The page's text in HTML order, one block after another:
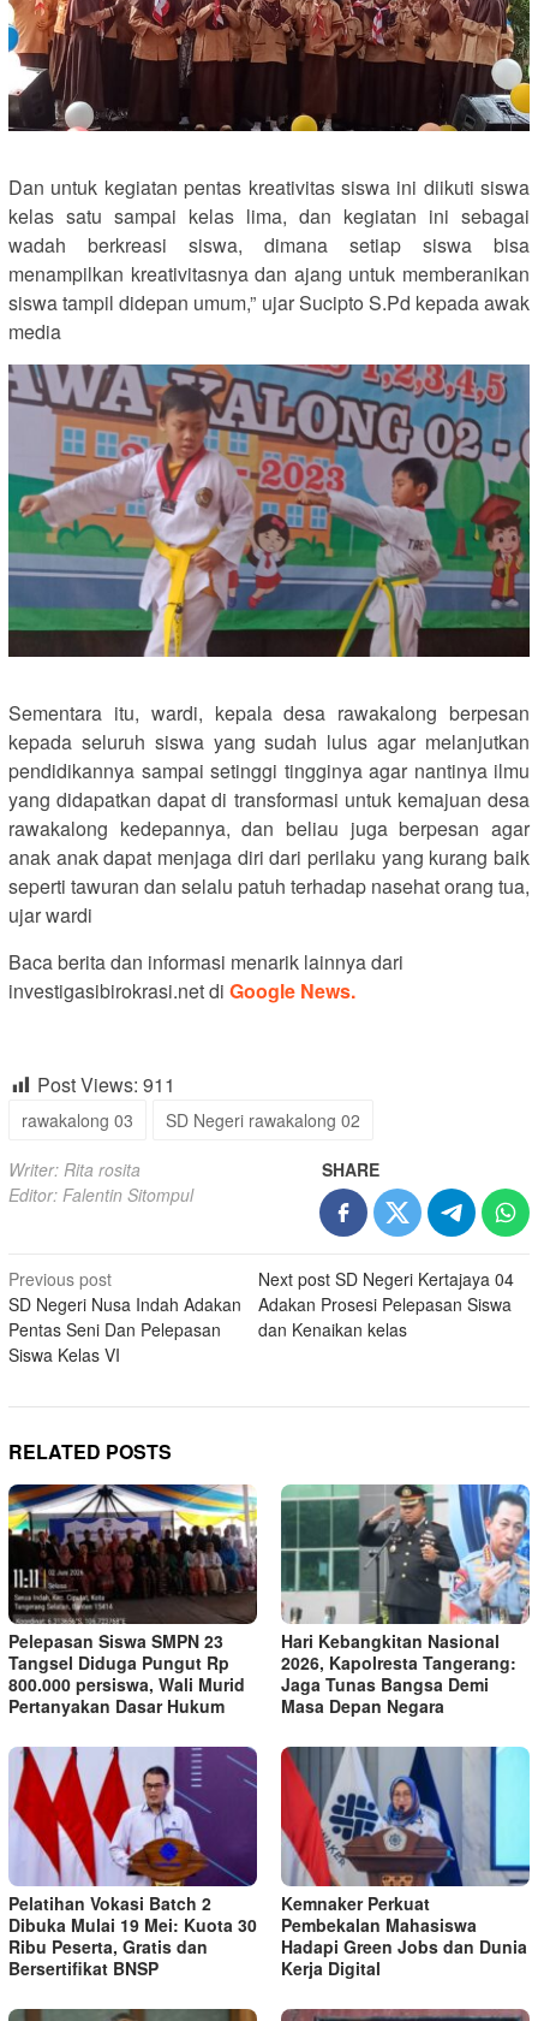
Dan untuk kegiatan pentas kreativitas siswa ini diikuti siswa
kelas satu sampai kelas lima, dan kegiatan ini sebagai
wadah berkreasi siswa, dimana setiap siswa bisa
menampilkan kreativitasnya dan ajang untuk memberanikan
siswa tampil didepan umum,” ujar Sucipto S.Pd kepada awak
media
Sementara itu, wardi, kepala desa rawakalong berpesan
kepada seluruh siswa yang sudah lulus agar melanjutkan
pendidikannya sampai setinggi tingginya agar nantinya ilmu
yang didapatkan dapat di transformasi untuk kemajuan desa
rawakalong kedepannya, dan beliau juga berpesan agar
anak anak dapat menjaga diri dari perilaku yang kurang baik
seperti tawuran dan selalu patuh terhadap nasehat orang tua,
ujar wardi
Baca berita dan informasi menarik lainnya dari
investigasibirokrasi.net di Google News.
Post Views: 911
rawakalong 03 SD Negeri rawakalong 02
Writer: Rita rosita
Editor: Falentin Sitompul
SHARE
Post
navigation
Previous post
SD Negeri Nusa Indah Adakan
Pentas Seni Dan Pelepasan
Siswa Kelas VI
Next post SD Negeri Kertajaya 04
Adakan Prosesi Pelepasan Siswa
dan Kenaikan kelas
RELATED POSTS
Pelepasan Siswa SMPN 23
Tangsel Diduga Pungut Rp
800.000 persiswa, Wali Murid
Pertanyakan Dasar Hukum
Hari Kebangkitan Nasional
2026, Kapolresta Tangerang:
Jaga Tunas Bangsa Demi
Masa Depan Negara
Pelatihan Vokasi Batch 2
Dibuka Mulai 19 Mei: Kuota 30
Ribu Peserta, Gratis dan
Bersertifikat BNSP
Kemnaker Perkuat
Pembekalan Mahasiswa
Hadapi Green Jobs dan Dunia
Kerja Digital